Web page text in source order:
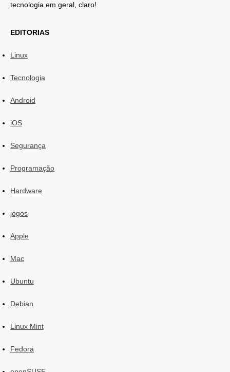
tecnologia em geral, claro!
EDITORIAS
Linux
Tecnologia
Android
iOS
Segurança
Programação
Hardware
jogos
Apple
Mac
Ubuntu
Debian
Linux Mint
Fedora